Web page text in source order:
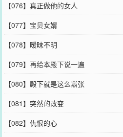
【076】真正做他的女人
【077】宝贝女婿
【078】暧昧不明
【079】再给本殿下说一遍
【080】殿下就是这么嚣张
【081】突然的改变
【082】仇恨的心